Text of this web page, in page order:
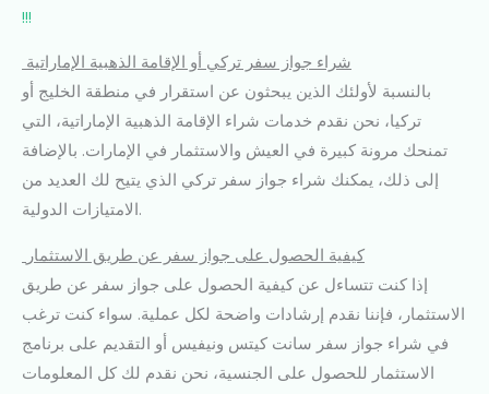
!!!
شراء جواز سفر تركي أو الإقامة الذهبية الإماراتية
بالنسبة لأولئك الذين يبحثون عن استقرار في منطقة الخليج أو
تركيا، نحن نقدم خدمات شراء الإقامة الذهبية الإماراتية، التي
تمنحك مرونة كبيرة في العيش والاستثمار في الإمارات. بالإضافة
إلى ذلك، يمكنك شراء جواز سفر تركي الذي يتيح لك العديد من
الامتيازات الدولية.
كيفية الحصول على جواز سفر عن طريق الاستثمار
إذا كنت تتساءل عن كيفية الحصول على جواز سفر عن طريق
الاستثمار، فإننا نقدم إرشادات واضحة لكل عملية. سواء كنت ترغب
في شراء جواز سفر سانت كيتس ونيفيس أو التقديم على برنامج
الاستثمار للحصول على الجنسية، نحن نقدم لك كل المعلومات